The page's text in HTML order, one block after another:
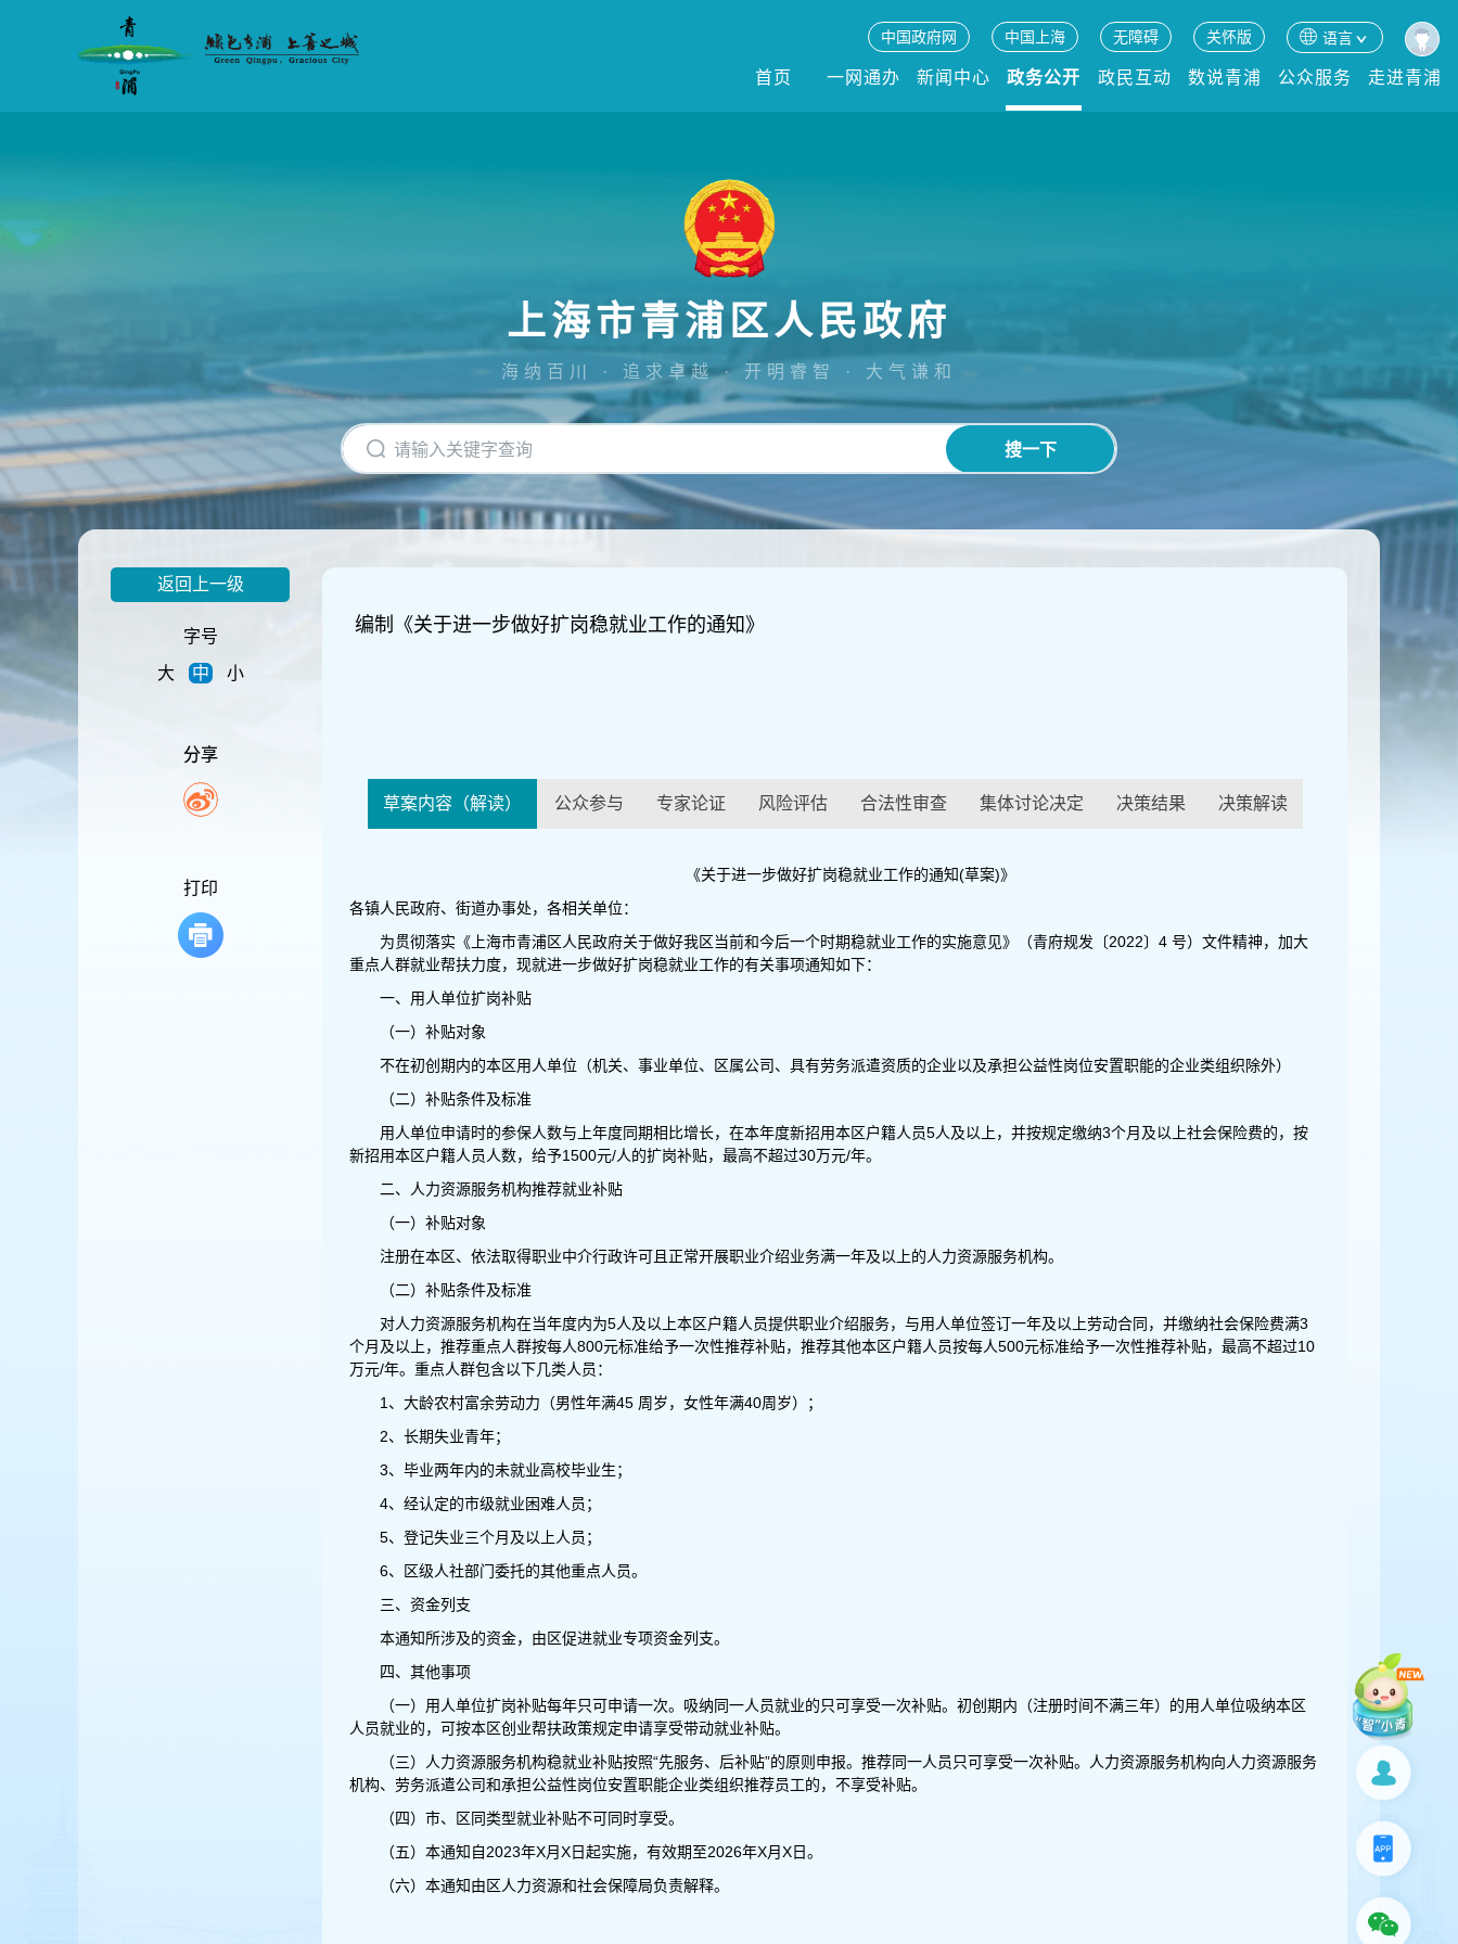
网
主
要
内
容
区
域
中国政府网 中国上海 无障碍 关怀版 语言
首页 一网通办 新闻中心 政务公开 政民互动 数说青浦 公众服务 走进青浦
上海市青浦区人民政府
海纳百川 · 追求卓越 · 开明睿智 · 大气谦和
搜一下
返回上一级
字号
大
中 小
分享
打印
编制《关于进一步做好扩岗稳就业工作的通知》
草案内容（解读） 公众参与 专家论证 风险评估 合法性审查 集体讨论决定 决策结果 决策解读
《关于进一步做好扩岗稳就业工作的通知(草案)》
各镇人民政府、街道办事处，各相关单位：
为贯彻落实《上海市青浦区人民政府关于做好我区当前和今后一个时期稳就业工作的实施意见》（青府规发〔2022〕4 号）文件精神，加大
重点人群就业帮扶力度，现就进一步做好扩岗稳就业工作的有关事项通知如下：
一、用人单位扩岗补贴
（一）补贴对象
不在初创期内的本区用人单位（机关、事业单位、区属公司、具有劳务派遣资质的企业以及承担公益性岗位安置职能的企业类组织除外）
（二）补贴条件及标准
用人单位申请时的参保人数与上年度同期相比增长，在本年度新招用本区户籍人员5人及以上，并按规定缴纳3个月及以上社会保险费的，按
新招用本区户籍人员人数，给予1500元/人的扩岗补贴，最高不超过30万元/年。
二、人力资源服务机构推荐就业补贴
（一）补贴对象
注册在本区、依法取得职业中介行政许可且正常开展职业介绍业务满一年及以上的人力资源服务机构。
（二）补贴条件及标准
对人力资源服务机构在当年度内为5人及以上本区户籍人员提供职业介绍服务，与用人单位签订一年及以上劳动合同，并缴纳社会保险费满3
个月及以上，推荐重点人群按每人800元标准给予一次性推荐补贴，推荐其他本区户籍人员按每人500元标准给予一次性推荐补贴，最高不超过10
万元/年。重点人群包含以下几类人员：
1、大龄农村富余劳动力（男性年满45 周岁，女性年满40周岁）；
2、长期失业青年；
3、毕业两年内的未就业高校毕业生；
4、经认定的市级就业困难人员；
5、登记失业三个月及以上人员；
6、区级人社部门委托的其他重点人员。
三、资金列支
本通知所涉及的资金，由区促进就业专项资金列支。
四、其他事项
（一）用人单位扩岗补贴每年只可申请一次。吸纳同一人员就业的只可享受一次补贴。初创期内（注册时间不满三年）的用人单位吸纳本区
人员就业的，可按本区创业帮扶政策规定申请享受带动就业补贴。
（三）人力资源服务机构稳就业补贴按照“先服务、后补贴”的原则申报。推荐同一人员只可享受一次补贴。人力资源服务机构向人力资源服务
机构、劳务派遣公司和承担公益性岗位安置职能企业类组织推荐员工的，不享受补贴。
（四）市、区同类型就业补贴不可同时享受。
（五）本通知自2023年X月X日起实施，有效期至2026年X月X日。
（六）本通知由区人力资源和社会保障局负责解释。